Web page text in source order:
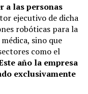
a las personas
ejecutivo de dicha
robóticas para la
sino que
como el
año la empresa
exclusivamente